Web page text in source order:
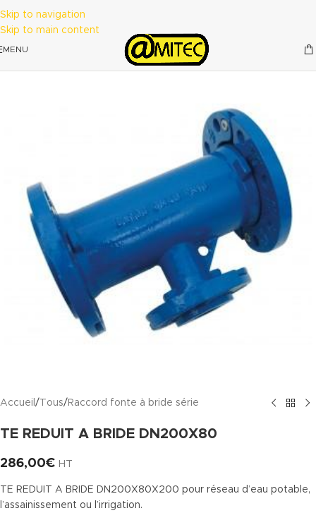
Skip to navigation
Skip to main content
MENU
Accueil / Tous/ Raccord fonte à bride série
TE REDUIT A BRIDE DN200X80
286,00€ HT
TE REDUIT A BRIDE DN200X80X200 pour réseau d’eau potable,
l’assainissement ou l’irrigation.